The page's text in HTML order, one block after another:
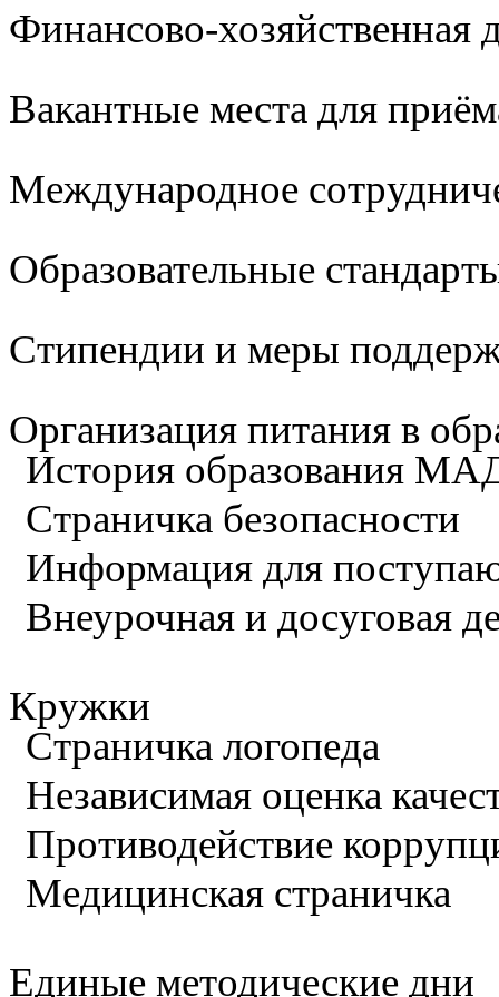
Финансово-хозяйственная
Вакантные места для
Международное
Образовательные
Стипендии и меры
Организация питания в
История образования
Страничка безопасности
Информация для
Внеурочная и досуговая
Кружки
Страничка логопеда
Независимая оценка
Противодействие
Медицинская страничка
Единые методические дни